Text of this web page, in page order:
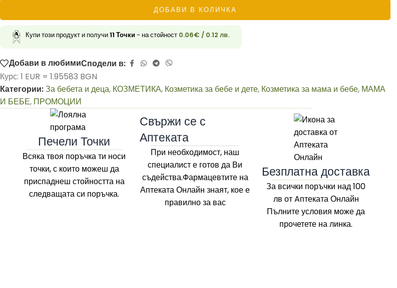
ДОБАВИ В КОЛИЧКА
Купи този продукт и получи11 Точки- на стойност 0.06€ / 0.12 лв.
Добави в любимиСподели в:
Курс: 1 EUR = 1.95583 BGN
Категории:За бебета и деца, КОЗМЕТИКА, Козметика за бебе и дете, Козметика за мама и бебе, МАМА
И БЕБЕ, ПРОМОЦИИ
Печели Точки
Всяка твоя поръчка ти носи
точки, с които можеш да
приспаднеш стойността на
следващата си поръчка.
Свържи се с
Аптеката
При необходимост, наш
специалист е готов да Ви
съдейства.Фармацевтите на
Аптеката Онлайн знаят, кое е
правилно за вас
Безплатна доставка
За всички поръчки над 100
лв от Aптеката Онлайн
Пълните условия може да
прочетете на линка.